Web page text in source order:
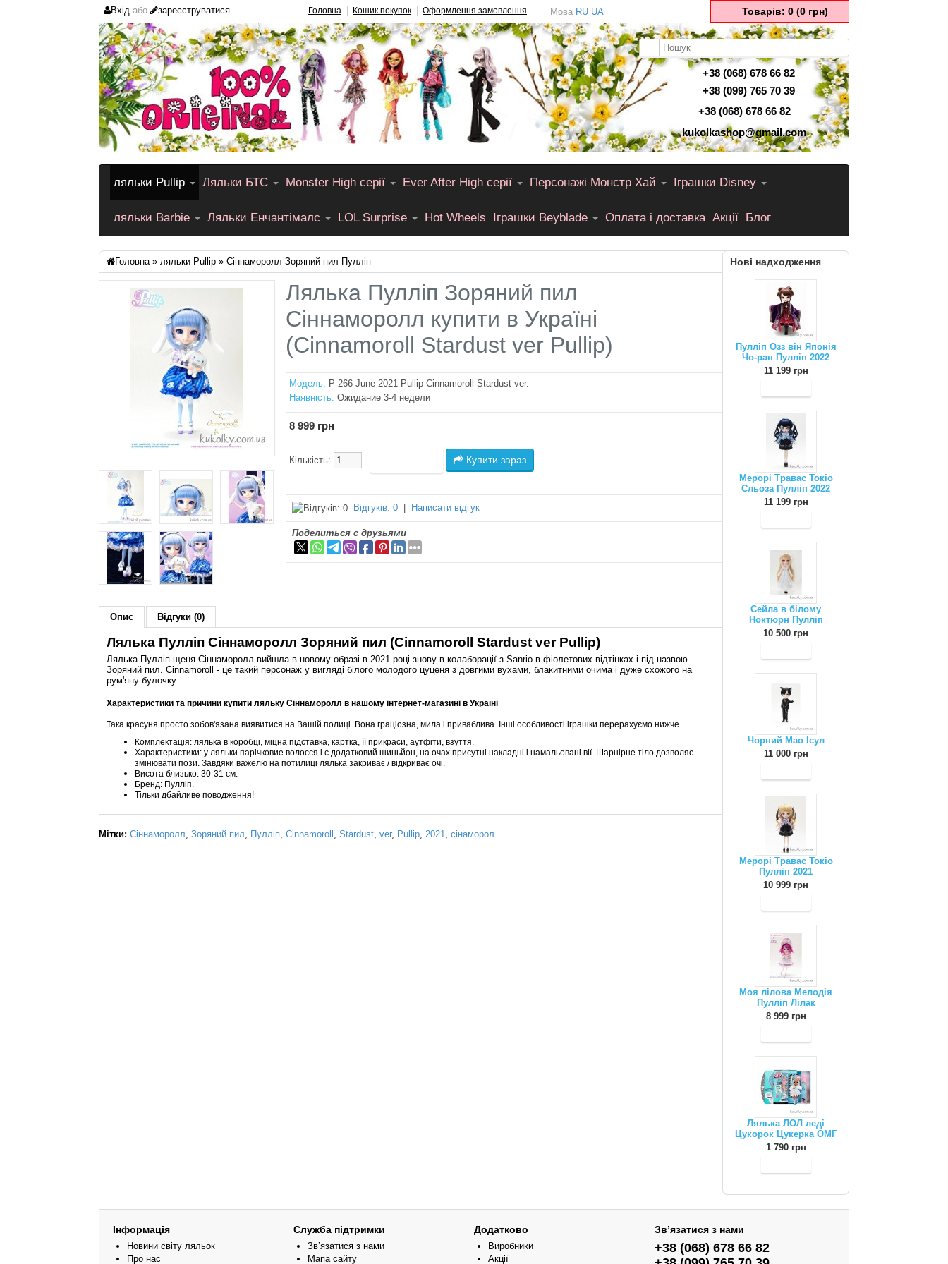
Вхід або зареєструватися Головна Кошик покупок Оформлення замовлення Мова RU UA Товарів: 0 (0 грн)
+38 (068) 678 66 82
+38 (099) 765 70 39
+38 (068) 678 66 82
kukolkashop@gmail.com
ляльки Pullip Ляльки БТС Monster High серії Ever After High серії Персонажі Монстр Хай Іграшки Disney
ляльки Barbie Ляльки Енчантімалс LOL Surprise Hot Wheels Іграшки Beyblade Оплата і доставка Акції Блог
Нові надходження
Пулліп Озз він Японія
Чо-ран Пулліп 2022
11 199 грн
Мерорі Травас Токіо
Сльоза Пулліп 2022
11 199 грн
Сейла в білому
Ноктюрн Пулліп
10 500 грн
Чорний Мао Ісул
11 000 грн
Мерорі Травас Токіо
Пулліп 2021
10 999 грн
Моя лілова Мелодія
Пулліп Лілак
8 999 грн
Лялька ЛОЛ леді
Цукорок Цукерка ОМГ
1 790 грн
Головна» ляльки Pullip » Сіннаморолл Зоряний пил Пулліп
Лялька Пулліп Зоряний пил
Сіннаморолл купити в Україні
(Cinnamoroll Stardust ver Pullip)
Модель: P-266 June 2021 Pullip Cinnamoroll Stardust ver.
Наявність: Ожидание 3-4 недели
8 999 грн
Кількість: Купити зараз
Відгуків: 0 Написати відгук
Поделиться с друзьями
Опис Відгуки (0)
Лялька Пулліп Сіннаморолл Зоряний пил (Cinnamoroll Stardust ver Pullip)
Лялька Пулліп щеня Сіннаморолл вийшла в новому образі в 2021 році знову в колаборації з Sanrio в фіолетових відтінках і під назвою
Зоряний пил. Cinnamoroll - це такий персонаж у вигляді білого молодого цуценя з довгими вухами, блакитними очима і дуже схожого на
рум'яну булочку.
Характеристики та причини купити ляльку Сіннаморолл в нашому інтернет-магазині в Україні
Така красуня просто зобов'язана виявитися на Вашій полиці. Вона граціозна, мила і приваблива. Інші особливості іграшки перерахуємо нижче.
Комплектація: лялька в коробці, міцна підставка, картка, її прикраси, аутфіти, взуття.
Характеристики: у ляльки парічковие волосся і є додатковий шиньйон, на очах присутні накладні і намальовані вії. Шарнірне тіло дозволяє
змінювати пози. Завдяки важелю на потилиці лялька закриває / відкриває очі.
Висота близько: 30-31 см.
Бренд: Пулліп.
Тільки дбайливе поводження!
Мітки: Сіннаморолл, Зоряний пил, Пулліп, Cinnamoroll , Stardust, ver, Pullip, 2021, сінаморол
Інформація
Новини світу ляльок
Про нас
Служба підтримки
Зв’язатися з нами
Мапа сайту
Додатково
Виробники
Акції
Зв’язатися з нами
+38 (068) 678 66 82